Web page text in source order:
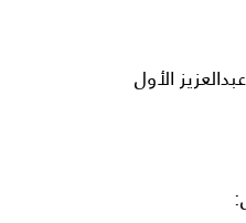
الأول